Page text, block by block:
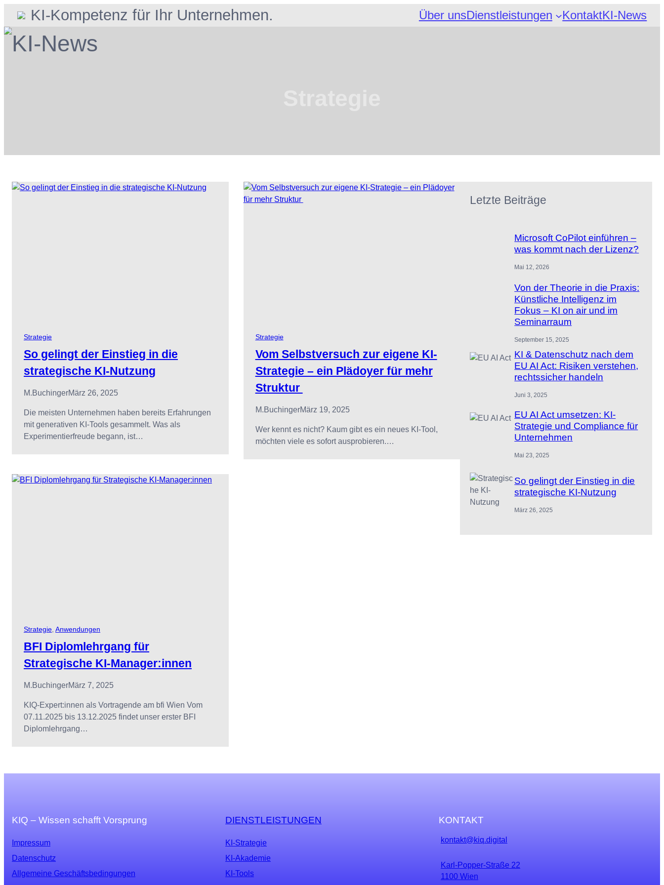
zum
Inhalt
wechseln
KI-Kompetenz für Ihr Unternehmen. Über unsDienstleistungen KontaktKI-News
Strategie
So gelingt der Einstieg in die
strategische KI-Nutzung
M.buchingerMärz 26, 2025
Die meisten Unternehmen haben bereits Erfahrungen
mit generativen KI-Tools gesammelt. Was als
Experimentierfreude begann, ist…
Strategie
Vom Selbstversuch zur eigene KI-
Strategie – ein Plädoyer für mehr
Struktur
M.buchingerMärz 19, 2025
Wer kennt es nicht? Kaum gibt es ein neues KI-Tool,
möchten viele es sofort ausprobieren.…
Strategie Anwendungen
BFI Diplomlehrgang für
Strategische KI-Manager:innen
M.buchingerMärz 7, 2025
KIQ-Expert:innen als Vortragende am bfi Wien Vom
07.11.2025 bis 13.12.2025 findet unser erster BFI
Diplomlehrgang…
Letzte Beiträge
Microsoft CoPilot einführen –
was kommt nach der Lizenz?
Mai 12, 2026
Von der Theorie in die Praxis:
Künstliche Intelligenz im
Fokus – KI on air und im
Seminarraum
September 15, 2025
KI & Datenschutz nach dem
EU AI Act: Risiken verstehen,
rechtssicher handeln
Juni 3, 2025
EU AI Act umsetzen: KI-
Strategie und Compliance für
Unternehmen
Mai 23, 2025
So gelingt der Einstieg in die
strategische KI-Nutzung
März 26, 2025
KIQ – Wissen schafft Vorsprung
Impressum
Datenschutz
Allgemeine Geschäftsbedingungen
DIENSTLEISTUNGEN
KI-Strategie
KI-Akademie
KI-Tools
KONTAKT
kontakt@kiq.digital
Karl-Popper-Straße 22
1100 Wien